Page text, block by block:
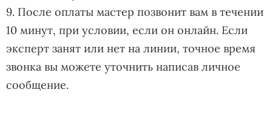
9. После оплаты мастер позвонит вам в течении
10 минут, при условии, если он онлайн. Если
эксперт занят или нет на линии, точное время
звонка вы можете уточнить написав личное
сообщение.